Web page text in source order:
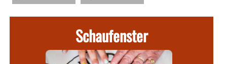
Schaufenster